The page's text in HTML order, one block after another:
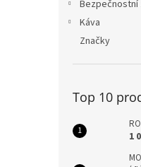
Bezpečnostní
Káva
Značky
Top 10
1